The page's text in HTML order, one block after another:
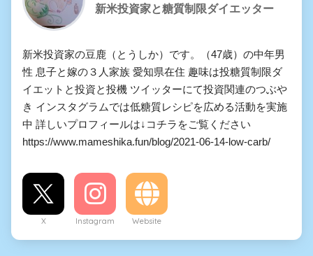
新米投資家と糖質制限ダイエッター
新米投資家の豆鹿（とうしか）です。（47歳）の中年男
性 息子と嫁の３人家族 愛知県在住 趣味は投糖質制限ダ
イエットと投資と投機 ツイッターにて投資関連のつぶや
き インスタグラムでは低糖質レシピを広める活動を実施
中 詳しいプロフィールは↓コチラをご覧ください
https://www.mameshika.fun/blog/2021-06-14-low-carb/
X Instagram Website